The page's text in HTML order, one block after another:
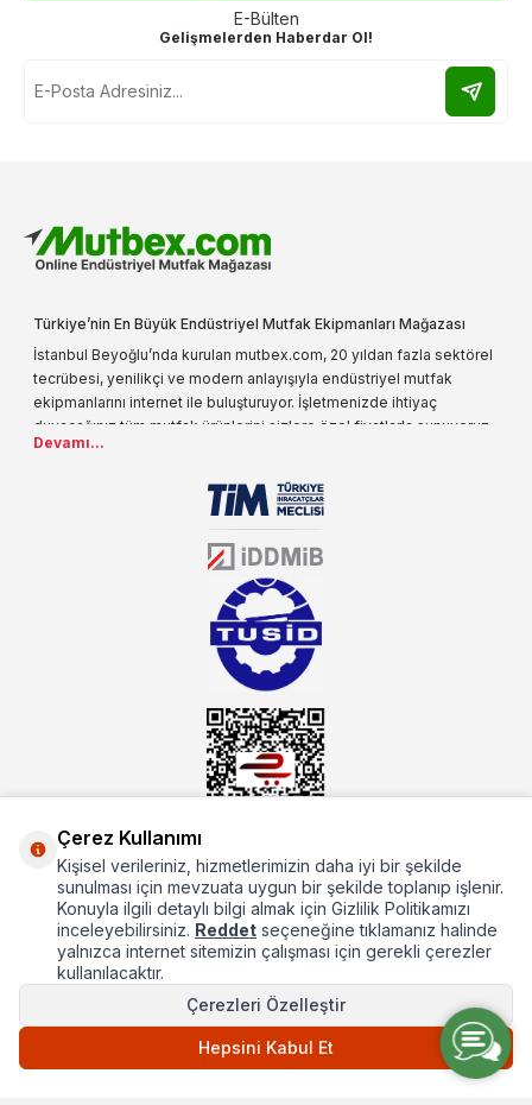
E-Bülten
Gelişmelerden Haberdar Ol!
Türkiye’nin En Büyük Endüstriyel Mutfak Ekipmanları Mağazası
İstanbul Beyoğlu’nda kurulan mutbex.com, 20 yıldan fazla sektörel
tecrübesi, yenilikçi ve modern anlayışıyla endüstriyel mutfak
ekipmanlarını internet ile buluşturuyor. İşletmenizde ihtiyaç
duyacağınız tüm mutfak ürünlerini sizlere özel fiyatlarla sunuyoruz.
Endüstriyel mutfak malzemesi deyince akla gelen ilk adreslerden
sektörün farklı alanlarında da faliyet gösteren mutbex.com,
Öztiryakiler resmi bayisidir. Öztiryakiler ürünleri üzerinde büyük bir
donanıma sahip ekibi ile müşterilerine koşulsuz destek sunan
mutbex.com ile endüstriyel mutfak malzemeleri konusunda
alacağınız hizmet standartların her zaman üstünde olacaktır.
Devamı...
Hakkımızda
Hızlı Erişim
Popüler Kategoriler
Çerez Kullanımı
Kişisel verileriniz, hizmetlerimizin daha iyi bir şekilde
sunulması için mevzuata uygun bir şekilde toplanıp işlenir.
Konuyla ilgili detaylı bilgi almak için Gizlilik Politikamızı
inceleyebilirsiniz. Reddet seçeneğine tıklamanız halinde
yalnızca internet sitemizin çalışması için gerekli çerezler
kullanılacaktır.
Çerezleri Özelleştir
Hepsini Kabul Et